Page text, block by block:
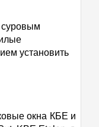
суровым
установить
окна КБЕ и